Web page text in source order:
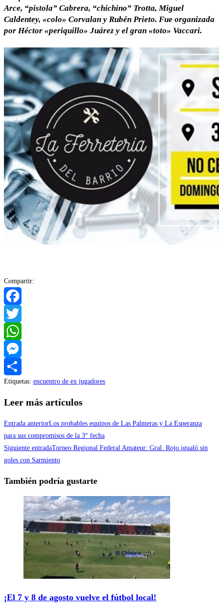
Arce, “pistola” Cabrera, “chichino” Trotta, Miguel
Caldentey, «colo» Corvalan y Rubén Prieto. Fue organizada
por Héctor «periquillo» Juárez y el gran «toto» Vaccari.
Compartir:
Facebook
Twitter
WhatsApp
Messenger
Compartir
Etiquetas: encuentro de ex jugadores
Leer más artículos
Entrada anteriorLos probables equipos de Las Palmeras y La Esperanza
para sus compromisos de la 3° fecha
Siguiente entradaTorneo Regional Federal Amateur: Gral. Rojo igualó sin
goles con Sarmiento
También podría gustarte
¡El 7 y 8 de agosto vuelve el fútbol local!